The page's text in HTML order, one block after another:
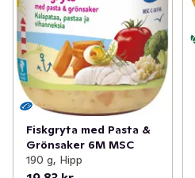
Fiskgryta med Pasta &
Grönsaker 6M MSC
190 g, Hipp